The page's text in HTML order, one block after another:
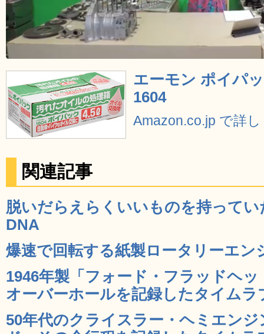
エーモン ポイパ
1604
Amazon.co.jp で詳
関連記事
脱いだらえらくいいものを持って
DNA
爆速で回転する紙製ロータリーエン
1946年製「フォード・フラッドヘ
オーバーホールを記録したタイムラ
50年代のクライスラー・ヘミエン